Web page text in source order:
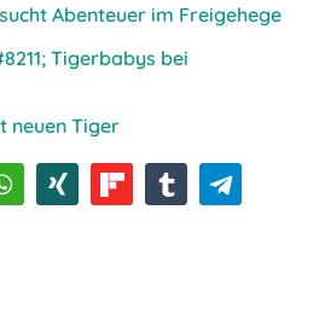
Abenteuer im Freigehege
Tigerbabys bei
neuen Tiger